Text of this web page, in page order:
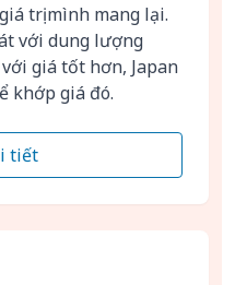
trị mình mang lại.
với dung lượng
giá tốt hơn, Japan
khớp giá đó.
tiết